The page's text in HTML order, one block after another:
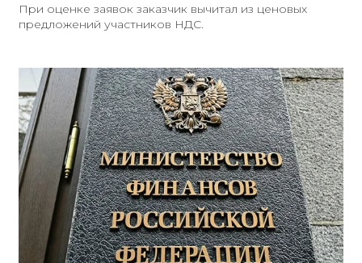
При оценке заявок заказчик вычитал из ценовых
предложений участников НДС.